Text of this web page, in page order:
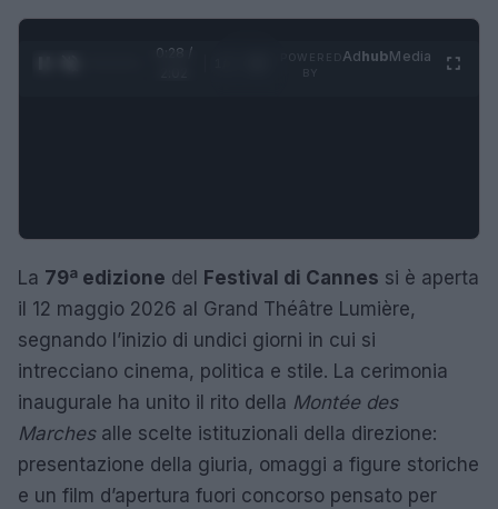
0:29 /
AdhubMedia
La 79ª edizione del Festival di Cannes si è aperta
il 12 maggio 2026 al Grand Théâtre Lumière,
segnando l’inizio di undici giorni in cui si
intrecciano cinema, politica e stile. La cerimonia
inaugurale ha unito il rito della Montée des
Marchesalle scelte istituzionali della direzione:
presentazione della giuria, omaggi a figure storiche
e un film d’apertura fuori concorso pensato per